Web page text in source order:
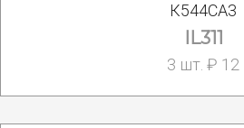
К544СА3
IL311
3 шт. ₽ 12